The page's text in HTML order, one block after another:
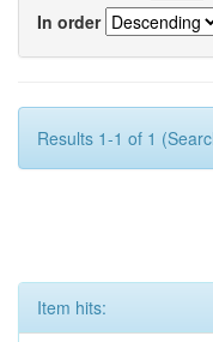
In order
Results 1-1 of 1
Item hits: